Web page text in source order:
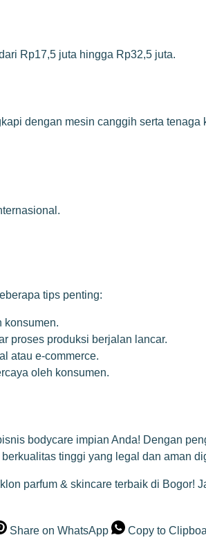
Rp17,5 juta hingga Rp32,5 juta.
dengan mesin canggih serta
tips penting:
konsumen.
proses produksi berjalan lancar.
atau e-commerce.
oleh konsumen.
bodycare impian Anda! Dengan
tinggi yang legal dan aman
parfum & skincare terbaik di
Share on WhatsApp Copy to